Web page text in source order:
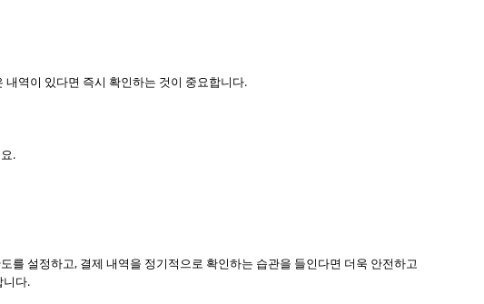
역이 있다면 즉시 확인하는 것이 중요합니다.
.
를 설정하고, 결제 내역을 정기적으로 확인하는 습관을 들인다면 더욱 안전하고
니다.